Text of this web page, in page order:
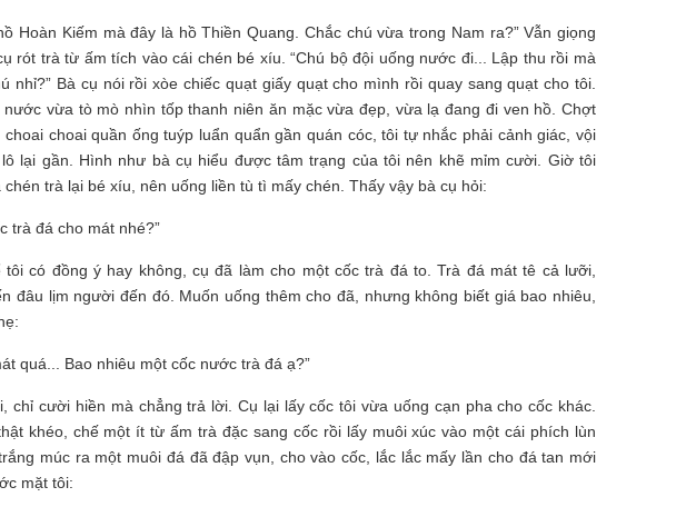
Hoàn Kiếm mà đây là hồ Thiền Quang. Chắc chú vừa trong Nam ra?” Vẫn giọng
rót trà từ ấm tích vào cái chén bé xíu. “Chú bộ đội uống nước đi... Lập thu rồi mà
nhỉ?” Bà cụ nói rồi xòe chiếc quạt giấy quạt cho mình rồi quay sang quạt cho tôi.
vừa tò mò nhìn tốp thanh niên ăn mặc vừa đẹp, vừa lạ đang đi ven hồ. Chợt
choai choai quần ống tuýp luẩn quẩn gần quán cóc, tôi tự nhắc phải cảnh giác, vội
lại gần. Hình như bà cụ hiểu được tâm trạng của tôi nên khẽ mỉm cười. Giờ tôi
chén trà lại bé xíu, nên uống liền tù tì mấy chén. Thấy vậy bà cụ hỏi:
trà đá cho mát nhé?”
tôi có đồng ý hay không, cụ đã làm cho một cốc trà đá to. Trà đá mát tê cả lưỡi,
đâu lịm người đến đó. Muốn uống thêm cho đã, nhưng không biết giá bao nhiêu,
quá... Bao nhiêu một cốc nước trà đá ạ?”
chỉ cười hiền mà chẳng trả lời. Cụ lại lấy cốc tôi vừa uống cạn pha cho cốc khác.
khéo, chế một ít từ ấm trà đặc sang cốc rồi lấy muôi xúc vào một cái phích lùn
múc ra một muôi đá đã đập vụn, cho vào cốc, lắc lắc mấy lần cho đá tan mới
mặt tôi: